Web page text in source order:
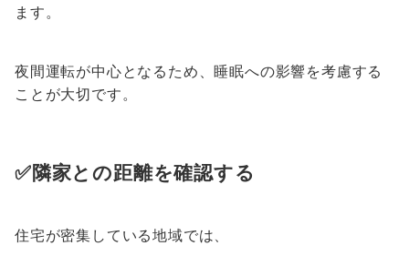
ます。
夜間運転が中心となるため、睡眠への影響を考慮する
ことが大切です。
✅隣家との距離を確認する
住宅が密集している地域では、